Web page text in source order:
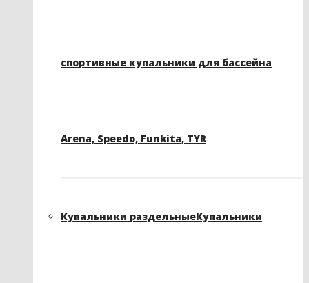
спортивные купальники для бассейна
Arena, Speedo, Funkita, TYR
Купальники раздельныеКупальники